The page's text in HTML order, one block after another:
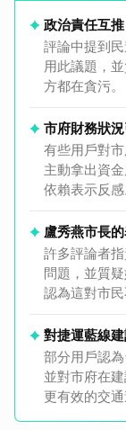
政治責任互
評論中提到
用此議題，
方都在貪污。
市府財務狀
有些用戶對
主動拿出資
依賴表示反感
盧秀燕市長
許多評論者
問題，並質
認為這對市民
對捷運藍線
部分用戶認
並對市府在
更有效的交通